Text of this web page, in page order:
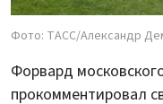
Фото: ТАСС/Александр
Форвард
прокомментировал